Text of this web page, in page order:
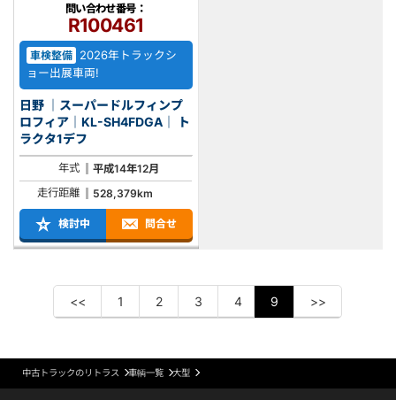
問い合わせ番号：
R100461
車検整備
2026年トラックシ
ョー出展車両!
日野 ｜スーパードルフィンプ
ロフィア｜KL-SH4FDGA｜ ト
ラクタ1デフ
年式
平成14年12月
走行距離
528,379km
検討中 問合せ
<< 1 2 3 4 9 >>
中古トラックのリトラス 車輌一覧 大型